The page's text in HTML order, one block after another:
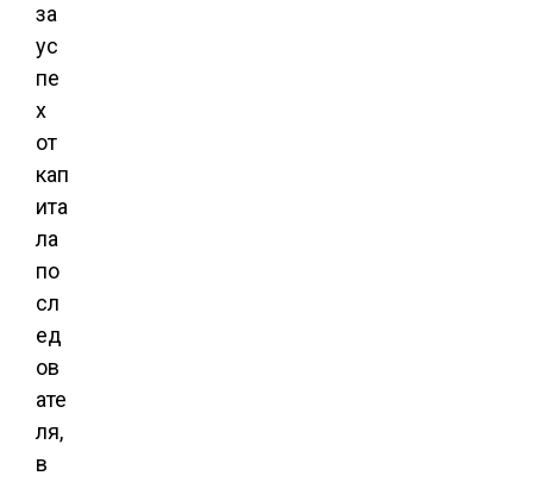
за
ус
пе
х
от
кап
ита
ла
по
сл
ед
ов
ате
ля,
в